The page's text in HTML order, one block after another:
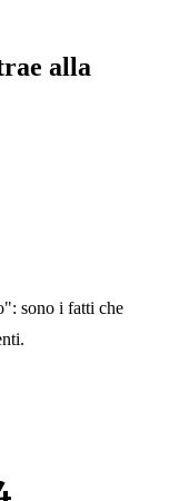
alla
sono i fatti che